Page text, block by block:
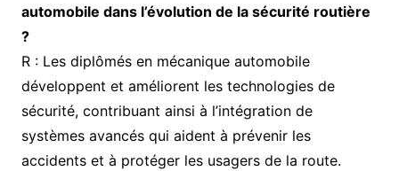
automobile dans l’évolution de la sécurité routière
?
R : Les diplômés en mécanique automobile
développent et améliorent les technologies de
sécurité, contribuant ainsi à l’intégration de
systèmes avancés qui aident à prévenir les
accidents et à protéger les usagers de la route.